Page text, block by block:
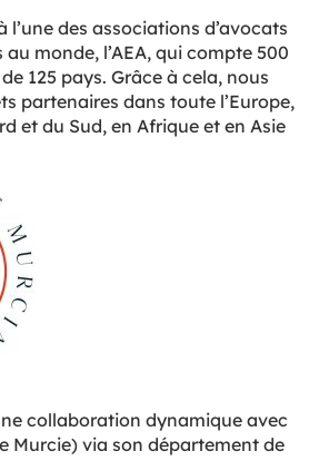
des associations d’avocats
monde, l’AEA, qui compte 500
125 pays. Grâce à cela, nous
partenaires dans toute l’Europe,
et du Sud, en Afrique et en Asie
collaboration dynamique avec
Murcie) via son département de